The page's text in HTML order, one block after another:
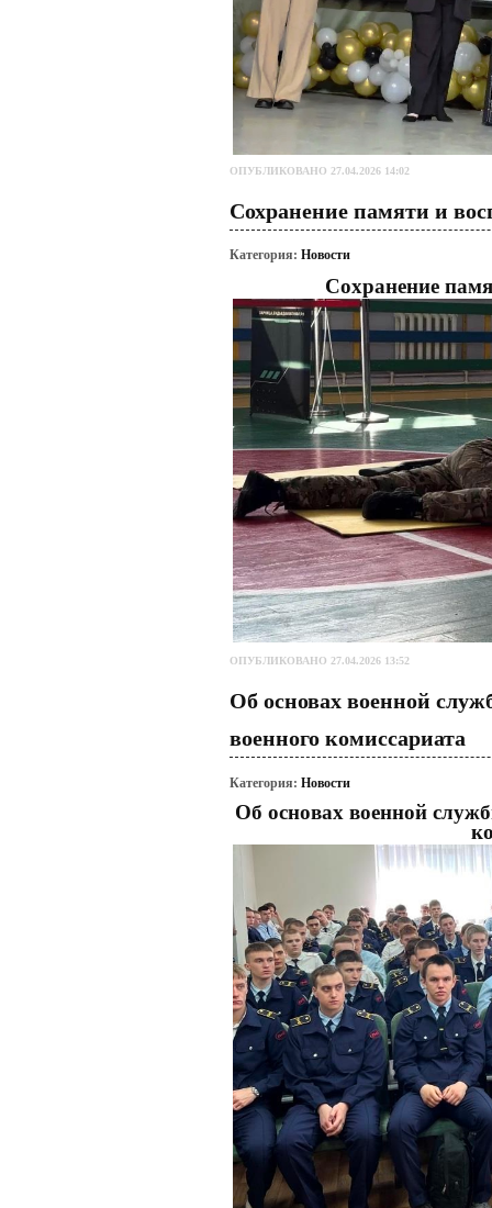
ОПУБЛИКОВАНО 27.04.2026 14:02
Сохранение памяти и
Категория: Новости
Сохранение
ОПУБЛИКОВАНО 27.04.2026 13:52
Об основах военной
военного комиссариата
Категория: Новости
Об основах военной